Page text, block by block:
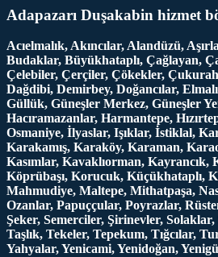
Adapazarı Duşakabin hizmet
Acıelmalık, Akıncılar, Alandüzü,
Budaklar, Büyükhataplı, Çağlayan,
Çelebiler, Çerçiler, Çökekler,
Dağdibi, Demirbey, Doğancılar,
Güllük, Güneşler Merkez, Güneşler
Hacıramazanlar, Harmantepe,
Osmaniye, İlyaslar, Işıklar, İstiklal,
Karakamış, Karaköy, Karaman,
Kasımlar, Kavaklıorman, Kayrancık,
Köprübaşı, Korucuk, Küçükhataplı,
Mahmudiye, Maltepe, Mithatpaşa,
Ozanlar, Papuççular, Poyrazlar,
Şeker, Semerciler, Şirinevler, Solaklar,
Taşlık, Tekeler, Tepekum, Tığcılar,
Yahyalar, Yenicami, Yenidoğan,